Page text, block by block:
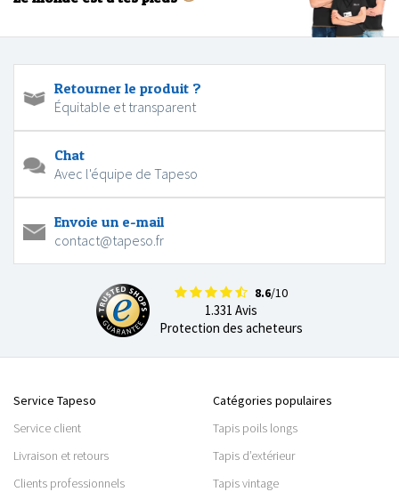
Retourner le produit ?
Équitable et transparent
Chat
Avec l'équipe de Tapeso
Envoie un e-mail
contact@tapeso.fr
8.6/10
1.331 Avis
Protection des acheteurs
Service Tapeso
Service client
Livraison et retours
Clients professionnels
Catégories populaires
Tapis poils longs
Tapis d’extérieur
Tapis vintage